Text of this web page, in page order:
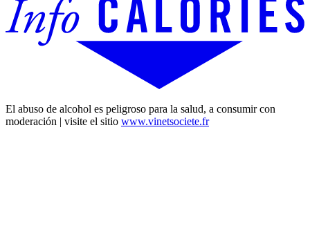
El abuso de alcohol es peligroso para la salud, a consumir con
moderación | visite el sitio www.vinetsociete.fr